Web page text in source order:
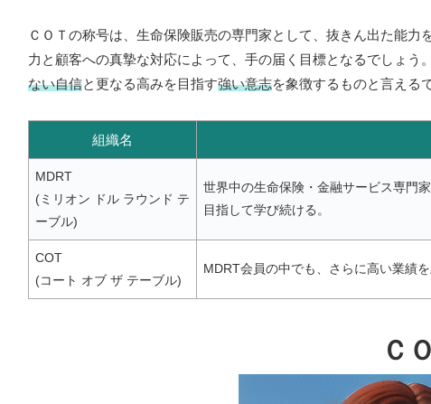
ＣＯＴの称号は、生命保険販売の専門家として、抜きん出た能
力と顧客への真摯な対応によって、手の届く目標となるでしょ
ない自信と更なる高みを目指す強い意志を象徴するものと言える
組織名
MDRT
(ミリオン ドル ラウンド テ
ーブル)
世界中の生命保険・金融サービス専門
目指して学び続ける。
COT
(コート オブ ザ テーブル)
MDRT会員の中でも、さらに高い業績
Ｃ